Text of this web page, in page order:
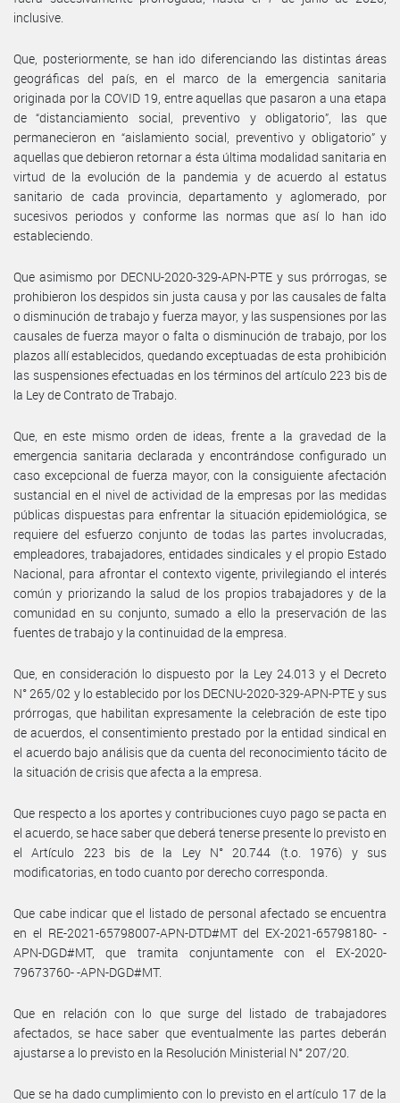
inclusive.
Que, posteriormente, se han ido diferenciando las distintas áreas
geográficas del país, en el marco de la emergencia sanitaria
originada por la COVID 19, entre aquellas que pasaron a una etapa
de “distanciamiento social, preventivo y obligatorio”, las que
permanecieron en “aislamiento social, preventivo y obligatorio” y
aquellas que debieron retornar a ésta última modalidad sanitaria en
virtud de la evolución de la pandemia y de acuerdo al estatus
sanitario de cada provincia, departamento y aglomerado, por
sucesivos periodos y conforme las normas que así lo han ido
estableciendo.
Que asimismo por DECNU-2020-329-APN-PTE y sus prórrogas, se
prohibieron los despidos sin justa causa y por las causales de falta
o disminución de trabajo y fuerza mayor, y las suspensiones por las
causales de fuerza mayor o falta o disminución de trabajo, por los
plazos allí establecidos, quedando exceptuadas de esta prohibición
las suspensiones efectuadas en los términos del artículo 223 bis de
la Ley de Contrato de Trabajo.
Que, en este mismo orden de ideas, frente a la gravedad de la
emergencia sanitaria declarada y encontrándose configurado un
caso excepcional de fuerza mayor, con la consiguiente afectación
sustancial en el nivel de actividad de la empresas por las medidas
públicas dispuestas para enfrentar la situación epidemiológica, se
requiere del esfuerzo conjunto de todas las partes involucradas,
empleadores, trabajadores, entidades sindicales y el propio Estado
Nacional, para afrontar el contexto vigente, privilegiando el interés
común y priorizando la salud de los propios trabajadores y de la
comunidad en su conjunto, sumado a ello la preservación de las
fuentes de trabajo y la continuidad de la empresa.
Que, en consideración lo dispuesto por la Ley 24.013 y el Decreto
N° 265/02 y lo establecido por los DECNU-2020-329-APN-PTE y sus
prórrogas, que habilitan expresamente la celebración de este tipo
de acuerdos, el consentimiento prestado por la entidad sindical en
el acuerdo bajo análisis que da cuenta del reconocimiento tácito de
la situación de crisis que afecta a la empresa.
Que respecto a los aportes y contribuciones cuyo pago se pacta en
el acuerdo, se hace saber que deberá tenerse presente lo previsto en
el Artículo 223 bis de la Ley N° 20.744 (t.o. 1976) y sus
modificatorias, en todo cuanto por derecho corresponda.
Que cabe indicar que el listado de personal afectado se encuentra
en el RE-2021-65798007-APN-DTD#MT del EX-2021-65798180- -
APN-DGD#MT, que tramita conjuntamente con el EX-2020-
79673760- -APN-DGD#MT.
Que en relación con lo que surge del listado de trabajadores
afectados, se hace saber que eventualmente las partes deberán
ajustarse a lo previsto en la Resolución Ministerial N° 207/20.
Que se ha dado cumplimiento con lo previsto en el artículo 17 de la